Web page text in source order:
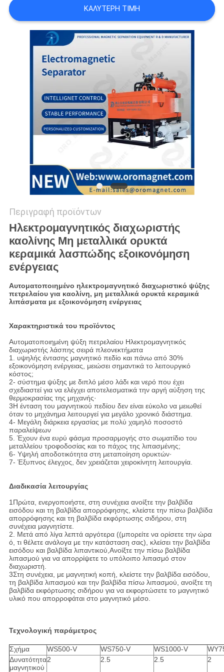
SITEMAP
PRIVACY
POLICY
ΚΑΛΎΤΕΡΗ ΤΙΜΉ
Περιγραφή προϊόντων
Ηλεκτρομαγνητικός διαχωριστής
καολίνης Μη μεταλλικά ορυκτά
κεραμικά λασπώδης εξοικονόμηση
ενέργειας
Αυτοματοποιημένο ηλεκτρομαγνητικό διαχωριστικό ψύξης
πετρελαίου για καολίνη, μη μεταλλικά ορυκτά κεραμικά
λιπάσματα με εξοικονόμηση ενέργειας
Χαρακτηριστικά του προϊόντος
Αυτοματοποιημένη ψύξη πετρελαίου Ηλεκτρομαγνητικός
διαχωριστής λάσπης σειρά πλεονεκτήματα
1. υψηλής έντασης μαγνητικό πεδίο και πάνω από 30%
εξοικονόμηση ενέργειας, μειώσει σημαντικά το λειτουργικό
κόστος;
2- σύστημα ψύξης με διπλό μέσο λάδι και νερό που έχει
σχεδιαστεί για να ελέγχει αποτελεσματικά την αργή αύξηση της
θερμοκρασίας της μηχανής·
3Η ένταση του μαγνητικού πεδίου δεν είναι εύκολο να μειωθεί
όταν το μηχάνημα λειτουργεί για μεγάλο χρονικό διάστημα.
4- Μεγάλη διάρκεια εργασίας με πολύ χαμηλό ποσοστό
παραλείψεων
5. Έχουν ένα ευρύ φάσμα προσαρμογής στο σωματίδιο του
μεταλλείου τροφοδοσίας και το πάχος της λιπασμένης;
6- Υψηλή αποδοτικότητα στη μεταποίηση ορυκτών·
7- Έξυπνος έλεγχος, δεν χρειάζεται χειροκίνητη λειτουργία.
Διαδικασία λειτουργίας
1Πρώτα, ενεργοποιήστε, στη συνέχεια ανοίξτε την βαλβίδα
εισόδου και τη βαλβίδα απορρόφησης, κλείστε την πίσω βαλβίδα
απορρόφησης και τη βαλβίδα εκφόρτωσης σιδήρου, στη
συνέχεια μαγνητίστε.
2. Μετά από λίγα λεπτά αργότερα ((μπορείτε να ορίσετε την ώρα
ό, τι θέλετε ανάλογα με την κατάσταση σας), κλείσει την βαλβίδα
εισόδου και βαλβίδα λιπαντικού,Ανοίξτε την πίσω βαλβίδα
λιπασμού για να απορρίψετε το υπόλοιπο λιπασμό στον
διαχωριστή.
3Στη συνέχεια, με μαγνητική κοπή, κλείστε την βαλβίδα εισόδου,
τη βαλβίδα λιπασμού και την βαλβίδα πίσω λιπασμού, ανοίξτε τη
βαλβίδα εκφόρτωσης σιδήρου για να εκφορτώσετε το μαγνητικό
υλικό που απορροφάται στο μαγνητικό μέσο.
Τεχνολογική παράμετρος
Σχήμα WS500-V WS750-V WS1000-V
Δυνατότητα
μαγνητικού
2 2.5 2.5 2